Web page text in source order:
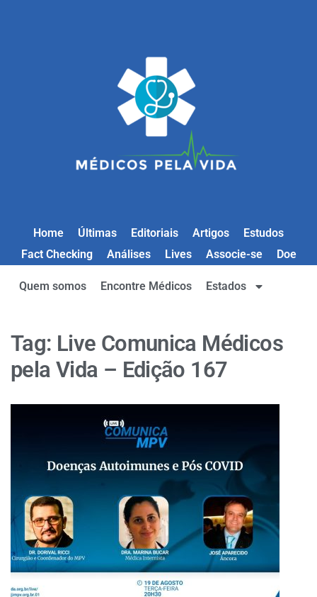
Home Últimas Editoriais Artigos
Estudos
Fact Checking
Análises Lives Associe-se Doe
Quem somos Encontre Médicos Estados
Tag: Live Comunica Médicos
pela Vida – Edição 167